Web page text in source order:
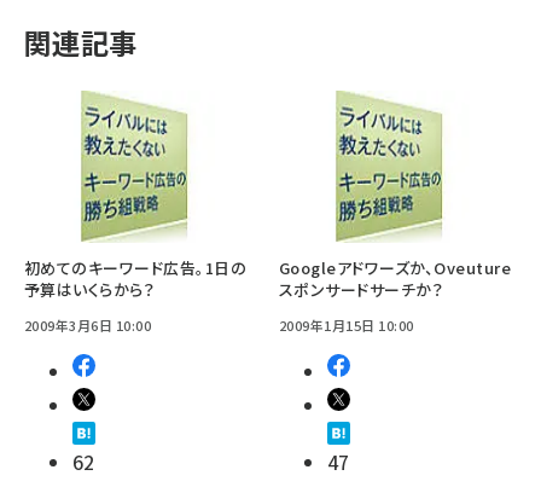
関連記事
初めてのキーワード広告。1日の
予算はいくらから？
2009年3月6日 10:00
62
Googleアドワーズか、Oveuture
スポンサードサーチか？
2009年1月15日 10:00
47